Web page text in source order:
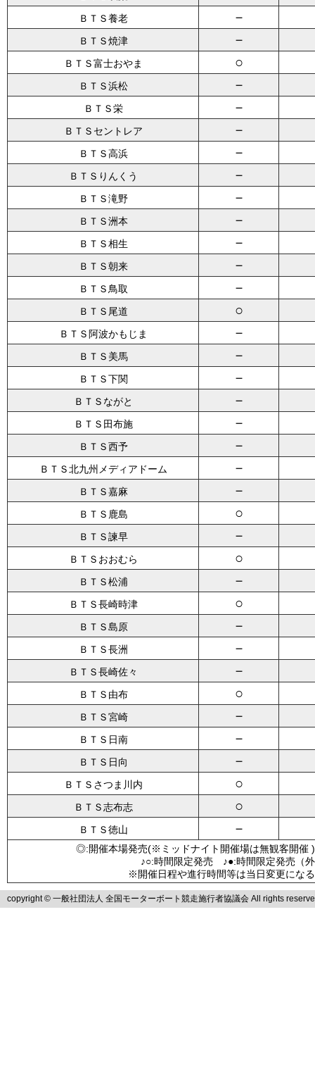
ＢＴＳ養老 －
ＢＴＳ焼津 －
ＢＴＳ富士おやま ○
ＢＴＳ浜松 －
ＢＴＳ栄 －
ＢＴＳセントレア －
ＢＴＳ高浜 －
ＢＴＳりんくう －
ＢＴＳ滝野 －
ＢＴＳ洲本 －
ＢＴＳ相生 －
ＢＴＳ朝来 －
ＢＴＳ鳥取 －
ＢＴＳ尾道 ○
ＢＴＳ阿波かもじま －
ＢＴＳ美馬 －
ＢＴＳ下関 －
ＢＴＳながと －
ＢＴＳ田布施 －
ＢＴＳ西予 －
ＢＴＳ北九州メディアドーム －
ＢＴＳ嘉麻 －
ＢＴＳ鹿島 ○
ＢＴＳ諫早 －
ＢＴＳおおむら ○
ＢＴＳ松浦 －
ＢＴＳ長崎時津 ○
ＢＴＳ島原 －
ＢＴＳ長洲 －
ＢＴＳ長崎佐々 －
ＢＴＳ由布 ○
ＢＴＳ宮崎 －
ＢＴＳ日南 －
ＢＴＳ日向 －
ＢＴＳさつま川内 ○
ＢＴＳ志布志 ○
ＢＴＳ徳山 －
◎:開催本場発売(※ミッドナイト開催場は無観客
♪○:時間限定発売 ♪●:時間限定発売
※開催日程や進行時間等は当日変更にな
copyright © 一般社団法人 全国モーターボート競走施行者協議会 All rights